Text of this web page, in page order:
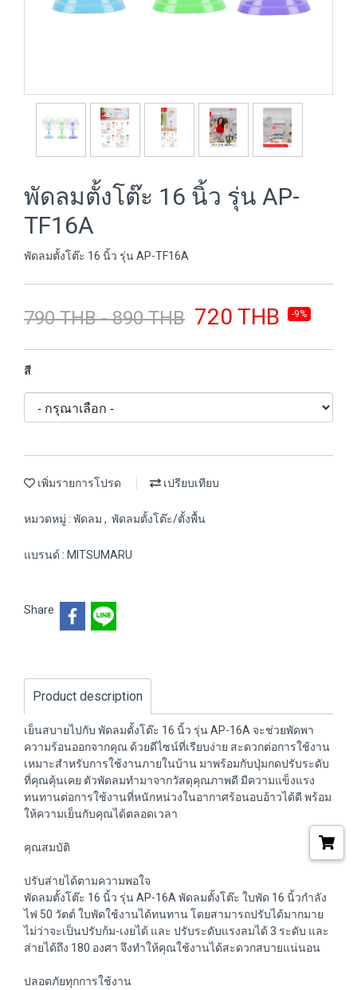
พัดลมตั้งโต๊ะ 16 นิ้ว รุ่น AP-
TF16A
พัดลมตั้งโต๊ะ 16 นิ้ว รุ่น AP-TF16A
790 THB - 890 THB 720 THB -9%
สี
เพิ่มรายการโปรด เปรียบเทียบ
หมวดหมู่ : พัดลม , พัดลมตั้งโต๊ะ/ตั้งพื้น
แบรนด์ : MITSUMARU
Share
Product description
เย็นสบายไปกับ พัดลมตั้งโต๊ะ 16 นิ้ว รุ่น AP-16A จะช่วยพัดพา
ความร้อนออกจากคุณ ด้วยดีไซน์ที่เรียบง่าย สะดวกต่อการใช้งาน
เหมาะสำหรับการใช้งานภายในบ้าน มาพร้อมกับปุ่มกดปรับระดับ
ที่คุณคุ้นเคย ตัวพัดลมทำมาจากวัสดุคุณภาพดี มีความแข็งแรง
ทนทานต่อการใช้งานที่หนักหน่วงในอากาศร้อนอบอ้าวได้ดี พร้อม
ให้ความเย็นกับคุณได้ตลอดเวลา
คุณสมบัติ
ปรับส่ายได้ตามความพอใจ
พัดลมตั้งโต๊ะ 16 นิ้ว รุ่น AP-16A พัดลมตั้งโต๊ะ ใบพัด 16 นิ้วกำลัง
ไฟ 50 วัตต์ ใบพัดใช้งานได้ทนทาน โดยสามารถปรับได้มากมาย
ไม่ว่าจะเป็นปรับก้ม-เงยได้ และ ปรับระดับแรงลมได้ 3 ระดับ และ
ส่ายได้ถึง 180 องศา จึงทำให้คุณใช้งานได้สะดวกสบายแน่นอน
ปลอดภัยทุกการใช้งาน